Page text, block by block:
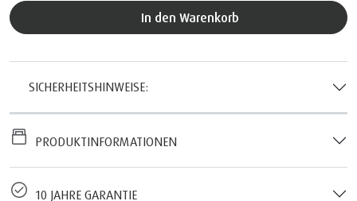
In den Warenkorb
SICHERHEITSHINWEISE:
PRODUKTINFORMATIONEN
10 JAHRE GARANTIE